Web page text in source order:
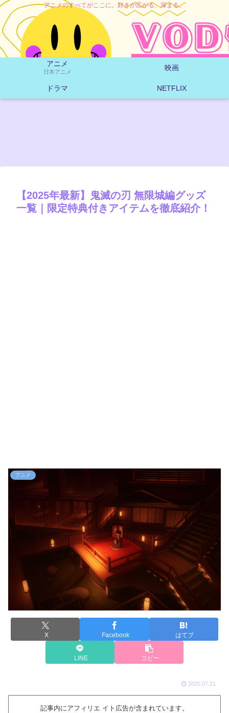
アニメのすべてがここに。好きが広がる、深まる。
アニメ
日本アニメ 映画
ドラマ NETFLIX
【2025年最新】鬼滅の刃 無限城編グッズ
一覧｜限定特典付きアイテムを徹底紹介！
アニメ
X Facebook はてブ
LINE コピー
2025.07.21
記事内にアフィリエ イト広告が含まれています。